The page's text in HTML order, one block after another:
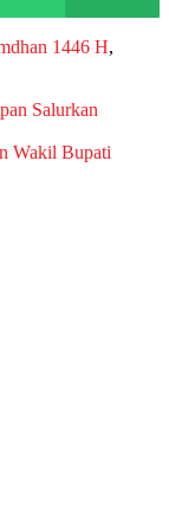
1446 H,
Salurkan
Wakil Bupati